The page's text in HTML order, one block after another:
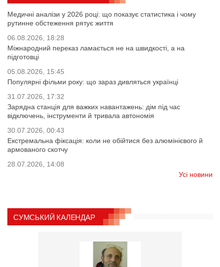
Медичні аналізи у 2026 році: що показує статистика і чому
рутинне обстеження рятує життя
06.08.2026, 18:28
Міжнародний переказ ламається не на швидкості, а на
підготовці
05.08.2026, 15:45
Популярні фільми року: що зараз дивляться українці
31.07.2026, 17:32
Зарядна станція для важких навантажень: дім під час
відключень, інструменти й тривала автономія
30.07.2026, 00:43
Екстремальна фіксація: коли не обійтися без алюмінієвого й
армованого скотчу
28.07.2026, 14:08
Усі новини
СУМСЬКИЙ КАЛЕНДАР